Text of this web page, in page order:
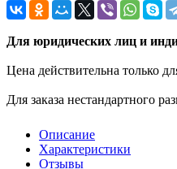
Для юридических лиц и
Цена действительна только
Для заказа нестандартного
Описание
Характеристики
Отзывы